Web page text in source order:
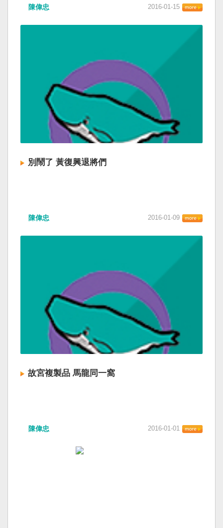
陳偉忠 2016-01-15
別鬧了 黃復興退將們
陳偉忠 2016-01-09
故宮複製品 馬龍同一窩
陳偉忠 2016-01-01